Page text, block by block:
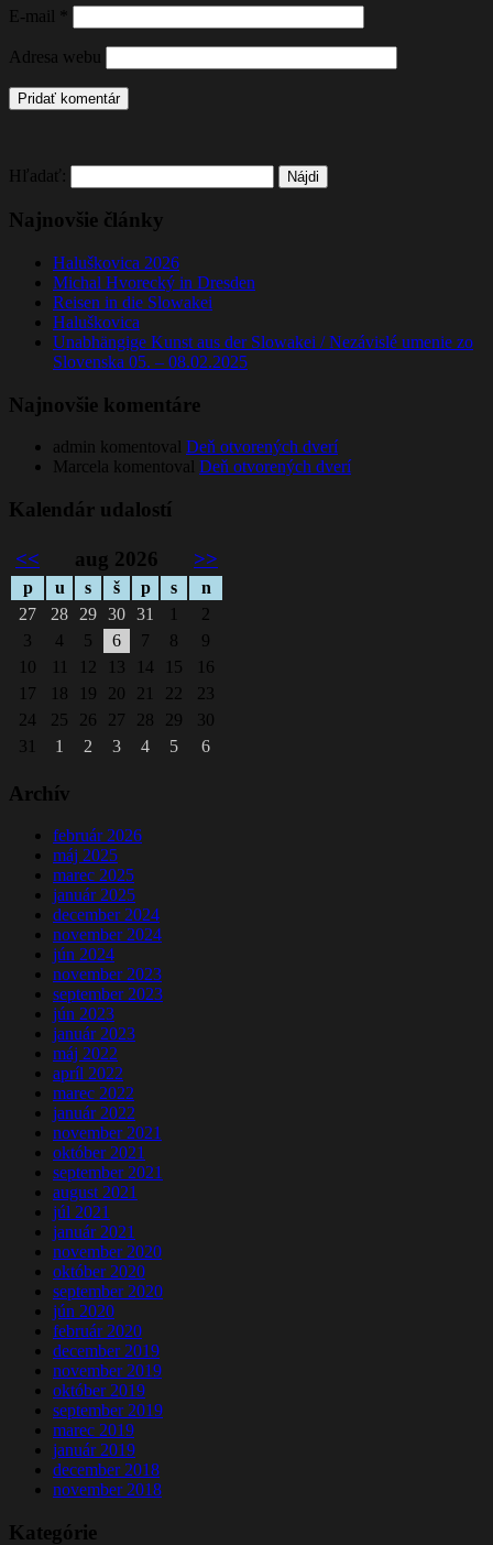
E-mail
Adresa webu
Hľadať:
Najnovšie články
Haluškovica 2026
Michal Hvorecký in Dresden
Reisen in die Slowakei
Haluškovica
Unabhängige Kunst aus der Slowakei / Nezávislé umenie zo
Slovenska 05. – 08.02.2025
Najnovšie komentáre
admin komentoval Deň otvorených dverí
Marcela komentoval Deň otvorených dverí
Kalendár udalostí
<< aug 2026 >>
p u s š p s
n
27
28 29 30 31 1
2
3
4 5 6 7 8
9
10
11 12 13 14 15
16
17
18 19 20 21 22
23
24
25 26 27 28 29
30
31
1 2 3 4 5 6
Archív
február 2026
máj 2025
marec 2025
január 2025
december 2024
november 2024
jún 2024
november 2023
september 2023
jún 2023
január 2023
máj 2022
apríl 2022
marec 2022
január 2022
november 2021
október 2021
september 2021
august 2021
júl 2021
január 2021
november 2020
október 2020
september 2020
jún 2020
február 2020
december 2019
november 2019
október 2019
september 2019
marec 2019
január 2019
december 2018
november 2018
Kategórie